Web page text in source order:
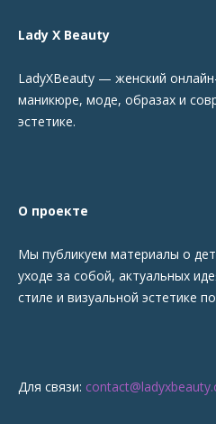
Lady X Beauty
LadyXBeauty — женский
маникюре, моде, образах и
эстетике.
О проекте
Мы публикуем материалы о
уходе за собой, актуальных
стиле и визуальной эстетике
Для связи: